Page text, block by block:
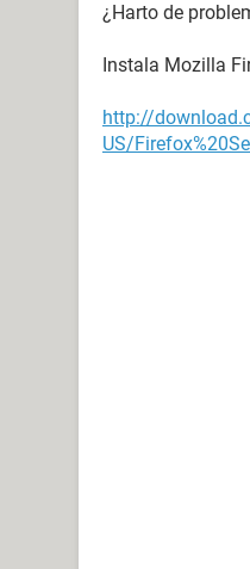
¿Harto de
Instala Mozilla
http://
US/